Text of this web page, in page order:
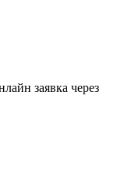
заявка через